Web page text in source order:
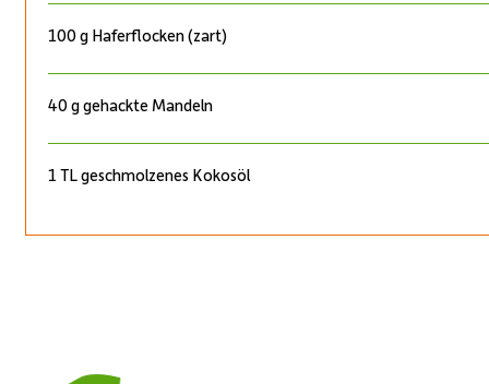
100 g Haferflocken (zart)
40 g gehackte Mandeln
1 TL geschmolzenes Kokosöl